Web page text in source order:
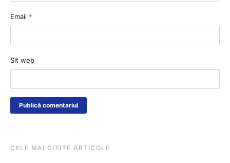
Email *
Sit web
CELE MAI CITITE ARTICOLE